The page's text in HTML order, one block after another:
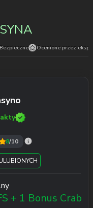
Bezpieczne Ocenione przez
8/10
+ 1 Bonus Crab